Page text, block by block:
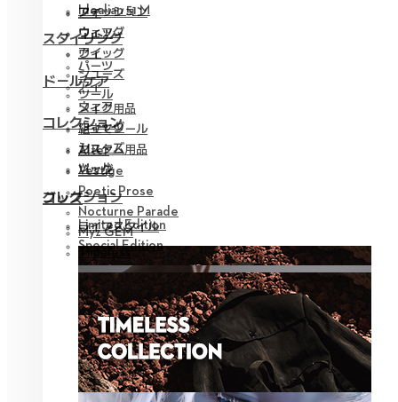
ファッション
ウィッグ
アイ
ドールケア
メイク用品
組立てツール
カスタム用品
バッグ
グッズ
ライフスタイル
Idealian 51 M
スタイリング
パーツ
アイ
ウェア
ウィッグ
シューズ
ツール
コレクション
Limited Edition
Special Edition
アイ
ウェア
ウィッグ
シューズ
ツール
コレクション
Alter
Vestige
Poetic Prose
Nocturne Parade
Myz GEM
Timeless